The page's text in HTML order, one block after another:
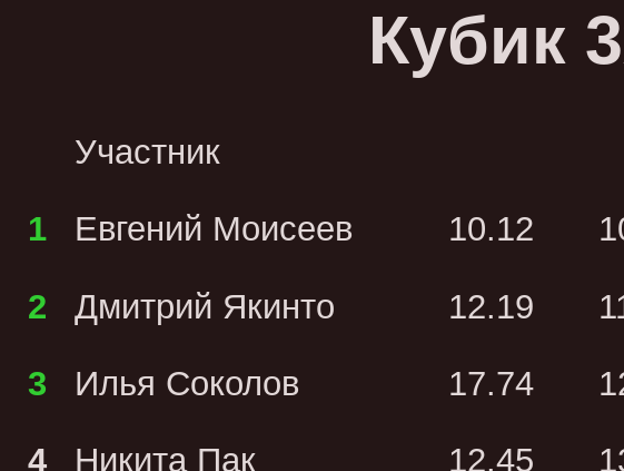
Кубик
Участник
1
Евгений Моисеев 10.12
2
Дмитрий Якинто 12.19
3
Илья Соколов 17.74
4
Никита Пак 12.45